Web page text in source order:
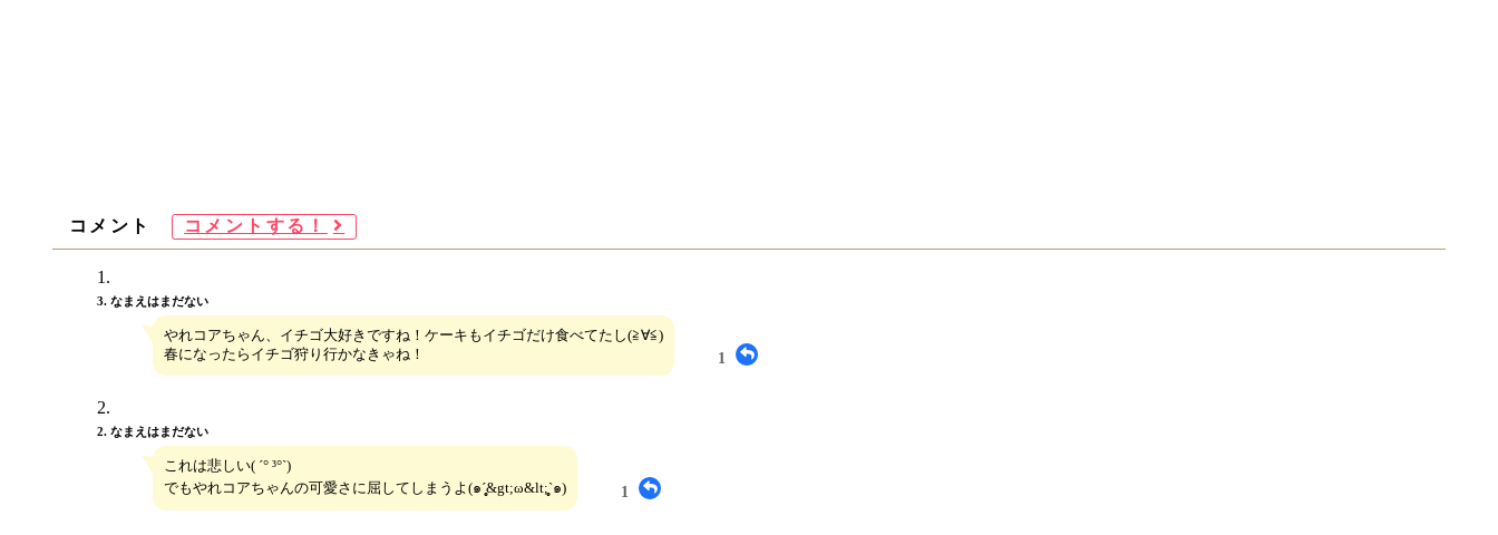
コメント コメントする！
3. なまえはまだない
やれコアちゃん、イチゴ大好きですね！ケーキもイチゴだけ食べてたし(≧∀≦)
春になったらイチゴ狩り行かなきゃね！
1
2. なまえはまだない
これは悲しい( ´° ³°`)
でもやれコアちゃんの可愛さに屈してしまうよ(๑´̥̥̥&gt;ω&lt;̥̥̥`๑)
1